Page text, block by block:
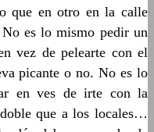
que en otro en la calle
es lo mismo pedir un
vez de pelearte con el
picante o no. No es lo
en ves de irte con la
que a los locales…